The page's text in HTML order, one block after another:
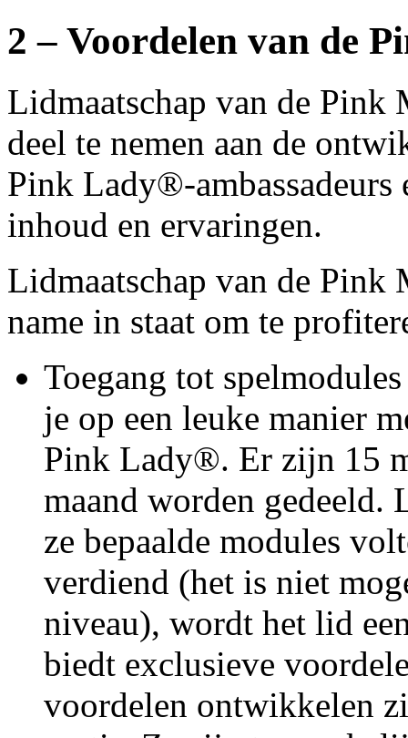
2 – Voordelen van de
Lidmaatschap van de
deel te nemen aan de
Pink Lady®-ambassadeurs
inhoud en ervaringen.
Lidmaatschap van de
name in staat om te
Toegang tot
je op een leuke manier
Pink Lady®. Er zijn 15
maand worden gedeeld.
ze bepaalde modules
verdiend (het is niet
niveau), wordt het lid
biedt exclusieve
voordelen ontwikkelen